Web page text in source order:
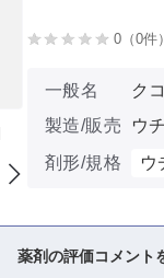
0（0件
一般名
ク
製造/販売
ウ
剤形/規格
ウ
薬剤の評価コメント